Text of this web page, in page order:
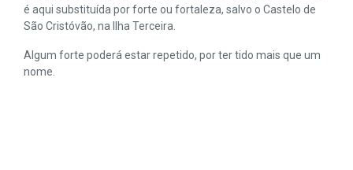
é aqui substituída por forte ou fortaleza, salvo o Castelo de
São Cristóvão, na Ilha Terceira.
Algum forte poderá estar repetido, por ter tido mais que um
nome.